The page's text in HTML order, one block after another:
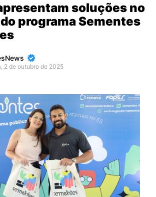
soluções no
programa Sementes
2 de outubro de 2025